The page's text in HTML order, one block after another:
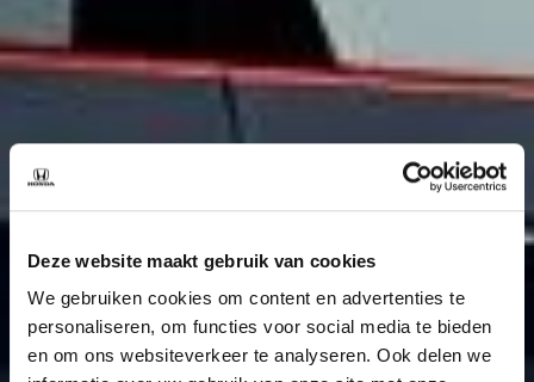
Deze website maakt gebruik van cookies
We gebruiken cookies om content en advertenties te
personaliseren, om functies voor social media te bieden
en om ons websiteverkeer te analyseren. Ook delen we